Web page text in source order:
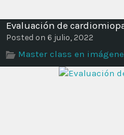
Evaluación de
Posted on 6 julio, 2022
Master class en